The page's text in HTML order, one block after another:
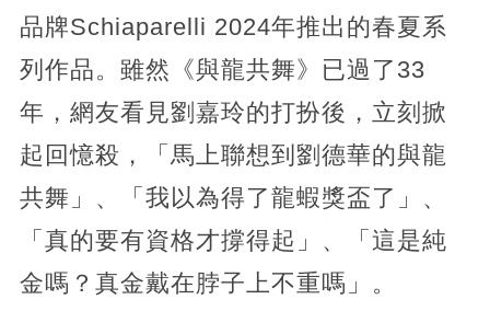
品牌Schiaparelli 2024年推出的春夏系
列作品。雖然《與龍共舞》已過了33
年，網友看見劉嘉玲的打扮後，立刻掀
起回憶殺，「馬上聯想到劉德華的與龍
共舞」、「我以為得了龍蝦獎盃了」、
「真的要有資格才撐得起」、「這是純
金嗎？真金戴在脖子上不重嗎」。